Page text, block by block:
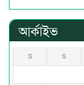
আর্কাইভ
S S